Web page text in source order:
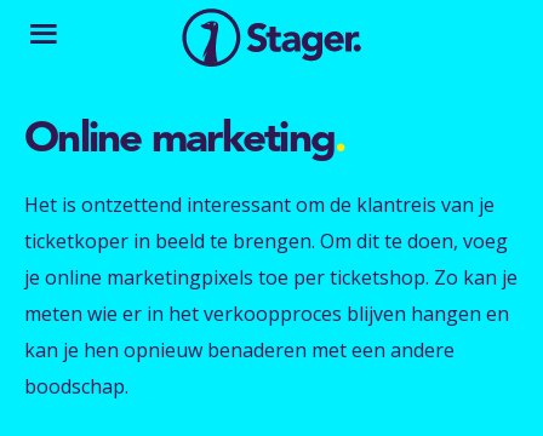
Online marketing.
Het is ontzettend interessant om de klantreis van je
ticketkoper in beeld te brengen. Om dit te doen, voeg
je online marketingpixels toe per ticketshop. Zo kan je
meten wie er in het verkoopproces blijven hangen en
kan je hen opnieuw benaderen met een andere
boodschap.